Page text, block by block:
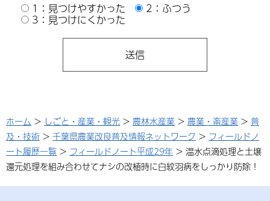
1：見つけやすかった
2：ふつう
3：見つけにくかった
ホーム > しごと・産業・観光 > 農林水産業 > 農業・畜産業 > 普
及・技術 > 千葉県農業改良普及情報ネットワーク > フィールドノ
ート履歴一覧 > フィールドノート平成29年 > 温水点滴処理と土壌
還元処理を組み合わせてナシの改植時に白紋羽病をしっかり防除！